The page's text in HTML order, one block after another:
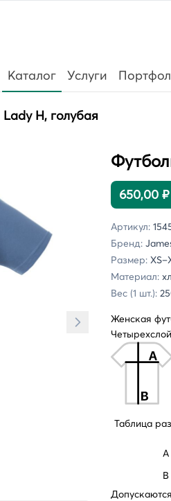
Каталог Услуги
H, голубая
650,00 ₽
Артикул:
Бренд:
Размер:
Материал:
Вес (1 шт.):
Женская
Таблица
A
B